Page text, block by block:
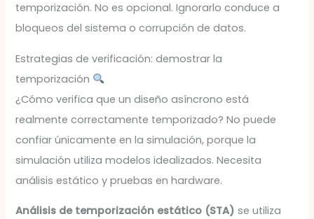
temporización. No es opcional. Ignorarlo conduce a
bloqueos del sistema o corrupción de datos.
Estrategias de verificación: demostrar la
temporización
¿Cómo verifica que un diseño asíncrono está
realmente correctamente temporizado? No puede
confiar únicamente en la simulación, porque la
simulación utiliza modelos idealizados. Necesita
análisis estático y pruebas en hardware.
Análisis de temporización estático (STA) se utiliza